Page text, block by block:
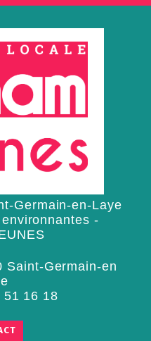
Germain-en-Laye
-
Saint-Germain-en
51 16 18